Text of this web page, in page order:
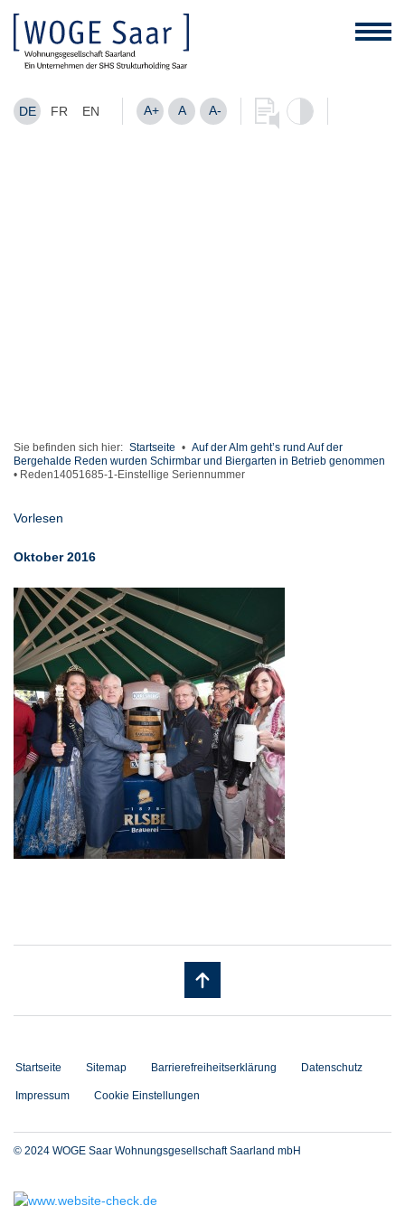
DE FR EN A+ A A-
Sie befinden sich hier: Startseite • Auf der Alm geht’s rund Auf der
Bergehalde Reden wurden Schirmbar und Biergarten in Betrieb genommen
• Reden14051685-1-Einstellige Seriennummer
Vorlesen
Oktober 2016
Startseite Sitemap Barrierefreiheitserklärung Datenschutz
Impressum Cookie Einstellungen
© 2024 WOGE Saar Wohnungsgesellschaft Saarland mbH